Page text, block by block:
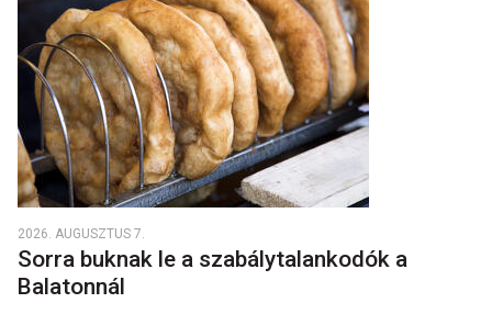
2026. AUGUSZTUS 7.
Sorra buknak le a szabálytalankodók a
Balatonnál